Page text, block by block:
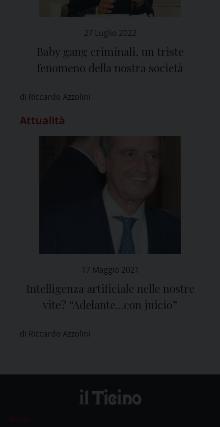
27 Luglio 2022
Baby gang criminali, un triste
fenomeno della nostra società
di Riccardo Azzolini
Attualità
17 Maggio 2021
Intelligenza artificiale nelle nostre
vite? “Adelante…con juicio”
di Riccardo Azzolini
News